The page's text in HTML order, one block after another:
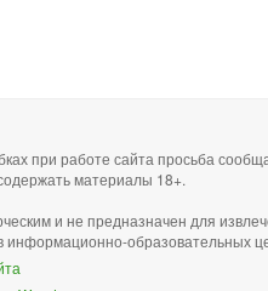
при работе сайта просьба
материалы 18+.
и не предназначен для
информационно-образовательных